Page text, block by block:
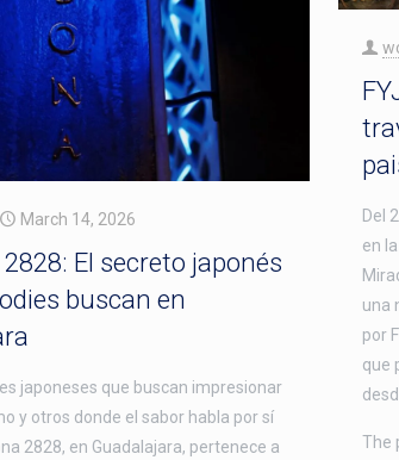
March 14, 2026
El secreto japonés
buscan en
japoneses que buscan impresionar
y otros donde el sabor habla por sí
2828, en Guadalajara, pertenece a
Del
en
una
por
que
The